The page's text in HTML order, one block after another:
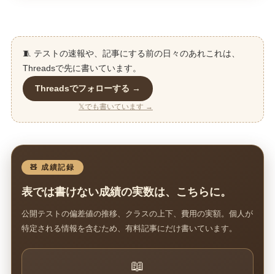
🧵 テストの速報や、記事にする前の日々のあれこれは、
Threadsで先に書いています。
Threadsでフォローする →
𝕏でも書いています →
🧸 成績記録
表では書けない成績の実数は、こちらに。
公開テストの偏差値の推移、クラスの上下、費用の実額。個人が
特定される情報を含むため、有料記事にだけ書いています。
📖